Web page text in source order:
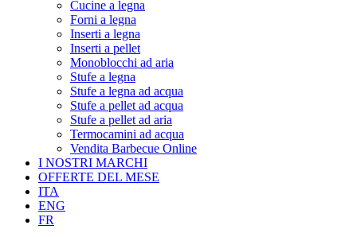
Cucine a legna
Forni a legna
Inserti a legna
Inserti a pellet
Monoblocchi ad aria
Stufe a legna
Stufe a legna ad acqua
Stufe a pellet ad acqua
Stufe a pellet ad aria
Termocamini ad acqua
Vendita Barbecue Online
I NOSTRI MARCHI
OFFERTE DEL MESE
ITA
ENG
FR